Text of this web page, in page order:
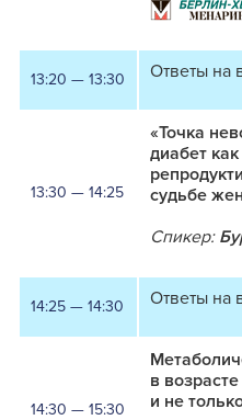
13:20 — 13:30 Ответы на
13:30 — 14:25
«Точка
диабет
судьбе
Спикер:
14:25 — 14:30 Ответы на
14:30 — 15:30
в
и не